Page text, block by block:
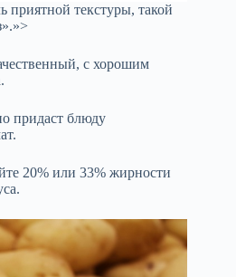
приятной текстуры, такой
с хорошим
придаст блюду
20% или 33% жирности